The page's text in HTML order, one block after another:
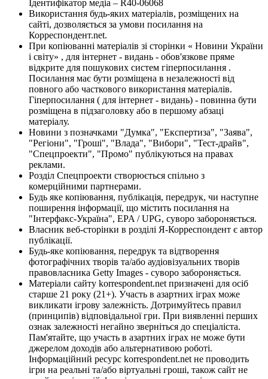
Ідентифікатор медіа – R40-06068
Використання будь-яких матеріалів, розміщених на
сайті, дозволяється за умови посилання на
Корреспондент.net.
При копіюванні матеріалів зі сторінки « Новини України
і світу» , для інтернет - видань - обов'язкове пряме
відкрите для пошукових систем гіперпосилання .
Посилання має бути розміщена в незалежності від
повного або часткового використання матеріалів.
Гіперпосилання ( для інтернет - видань) - повинна бути
розміщена в підзаголовку або в першому абзаці
матеріалу.
Новини з позначками "Думка", "Експертиза", "Заява",
"Регіони", "Гроші", "Влада", "Вибори", "Тест-драйв",
"Спецпроекти", "Промо" публікуються на правах
реклами.
Розділ Спецпроекти створюється спільно з
комерційними партнерами.
Будь яке копіювання, публікація, передрук, чи наступне
поширення інформації, що містить посилання на
"Інтерфакс-Україна", EPA / UPG, суворо забороняється.
Власник веб-сторінки в розділі Я-Корреспондент є автор
публікації.
Будь-яке копіювання, передрук та відтворення
фотографічних творів та/або аудіовізуальних творів
правовласника Getty Images - суворо забороняється.
Матеріали сайту korrespondent.net призначені для осіб
старше 21 року (21+). Участь в азартних іграх може
викликати ігрову залежність. Дотримуйтесь правил
(принципів) відповідальної гри. При виявленні перших
ознак залежності негайно зверніться до спеціаліста.
Пам'ятайте, що участь в азартних іграх не може бути
джерелом доходів або альтернативою роботі.
Інформаційний ресурс korrespondent.net не проводить
ігри на реальні та/або віртуальні гроші, також сайт не